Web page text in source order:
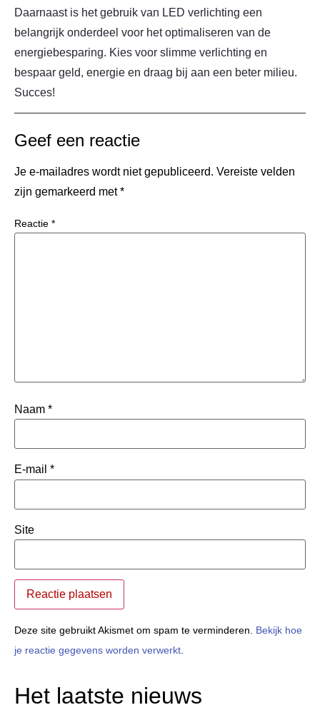
Daarnaast is het gebruik van LED verlichting een
belangrijk onderdeel voor het optimaliseren van de
energiebesparing. Kies voor slimme verlichting en
bespaar geld, energie en draag bij aan een beter milieu.
Succes!
Geef een reactie
Je e-mailadres wordt niet gepubliceerd. Vereiste velden
zijn gemarkeerd met*
Reactie *
Naam *
E-mail *
Site
Deze site gebruikt Akismet om spam te verminderen. Bekijk hoe
je reactie gegevens worden verwerkt
Het laatste nieuws